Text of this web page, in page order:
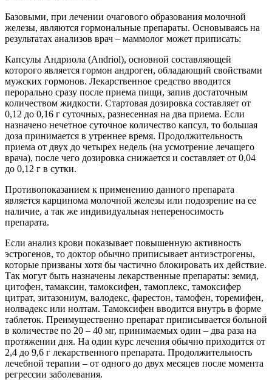
Базовыми, при лечении очагового образования молочной
железы, являются гормональные препараты. Основываясь на
результатах анализов врач – маммолог может приписать:
Капсулы Андриола (Andriol), основной составляющей
которого является гормон андроген, обладающий свойствами
мужских гормонов. Лекарственное средство вводится
перорально сразу после приема пищи, запив достаточным
количеством жидкости. Стартовая дозировка составляет от
0,12 до 0,16 г суточных, разнесенная на два приема. Если
назначено нечетное суточное количество капсул, то большая
доза принимается в утреннее время. Продолжительность
приема от двух до четырех недель (на усмотрение лечащего
врача), после чего дозировка снижается и составляет от 0,04
до 0,12 г в сутки.
Противопоказанием к применению данного препарата
является карцинома молочной железы или подозрение на ее
наличие, а так же индивидуальная непереносимость
препарата.
Если анализ крови показывает повышенную активность
эстрогенов, то доктор обычно приписывает антиэстрогены,
которые призваны хотя бы частично блокировать их действие.
Так могут быть назначены лекарственные препараты: земид,
цитофен, тамаксин, тамоксифен, тамоплекс, тамоксифер
цитрат, зитазониум, валодекс, фарестон, тамофен, торемифен,
нолвадекс или нолтам. Тамоксифен вводится внутрь в форме
таблеток. Преимущественно препарат приписывается больной
в количестве по 20 – 40 мг, принимаемых один – два раза на
протяжении дня. На один курс лечения обычно приходится от
2,4 до 9,6 г лекарственного препарата. Продолжительность
лечебной терапии – от одного до двух месяцев после момента
регрессии заболевания.